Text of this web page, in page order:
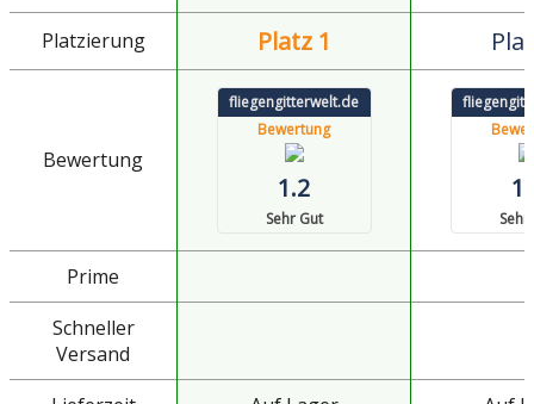
Platzierung Platz 1
Bewertung
fliegengitterwelt.de
Bewertung
1.2
Sehr Gut Sehr
Prime
Schneller
Versand